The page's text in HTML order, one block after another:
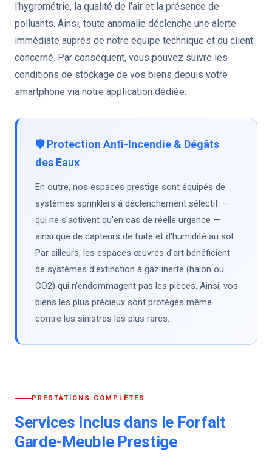
l'hygrométrie, la qualité de l'air et la présence de
polluants. Ainsi, toute anomalie déclenche une alerte
immédiate auprès de notre équipe technique et du client
concerné. Par conséquent, vous pouvez suivre les
conditions de stockage de vos biens depuis votre
smartphone via notre application dédiée.
🛡️ Protection Anti-Incendie & Dégâts
des Eaux
En outre, nos espaces prestige sont équipés de
systèmes sprinklers à déclenchement sélectif —
qui ne s'activent qu'en cas de réelle urgence —
ainsi que de capteurs de fuite et d'humidité au sol.
Par ailleurs, les espaces œuvres d'art bénéficient
de systèmes d'extinction à gaz inerte (halon ou
CO2) qui n'endommagent pas les pièces. Ainsi, vos
biens les plus précieux sont protégés même
contre les sinistres les plus rares.
PRESTATIONS COMPLÈTES
Services Inclus dans le Forfait
Garde-Meuble Prestige